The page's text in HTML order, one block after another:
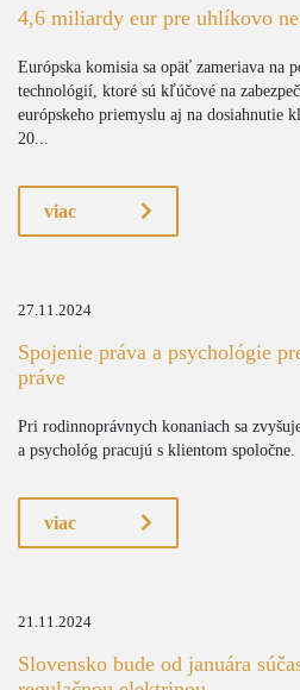
4,6 miliardy eur pre uhlíkovo
Európska komisia sa opäť zameriava na
technológií, ktoré sú kľúčové na
európskeho priemyslu aj na dosiahnutie
20...
viac
27.11.2024
Spojenie práva a psychológie
práve
Pri rodinnoprávnych konaniach sa
a psychológ pracujú s klientom spoločne.
viac
21.11.2024
Slovensko bude od januára